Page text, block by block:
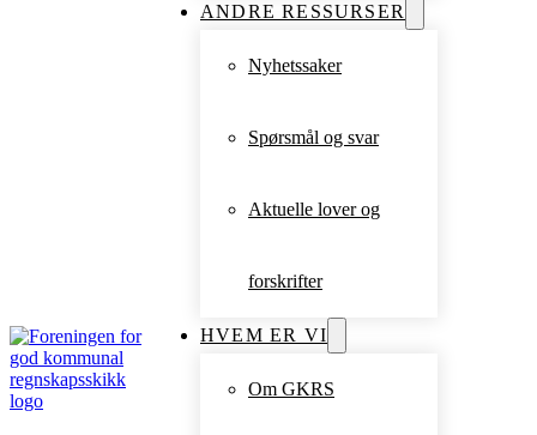
ANDRE RESSURSER
Nyhetssaker
Spørsmål og svar
Aktuelle lover og
forskrifter
HVEM ER VI
Om GKRS